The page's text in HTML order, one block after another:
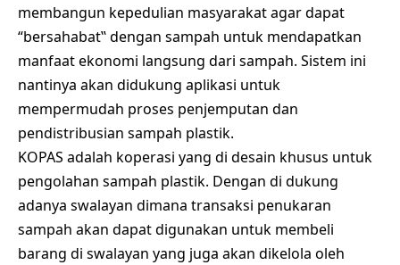
membangun kepedulian masyarakat agar dapat
“bersahabat‟ dengan sampah untuk mendapatkan
manfaat ekonomi langsung dari sampah. Sistem ini
nantinya akan didukung aplikasi untuk
mempermudah proses penjemputan dan
pendistribusian sampah plastik.
KOPAS adalah koperasi yang di desain khusus untuk
pengolahan sampah plastik. Dengan di dukung
adanya swalayan dimana transaksi penukaran
sampah akan dapat digunakan untuk membeli
barang di swalayan yang juga akan dikelola oleh